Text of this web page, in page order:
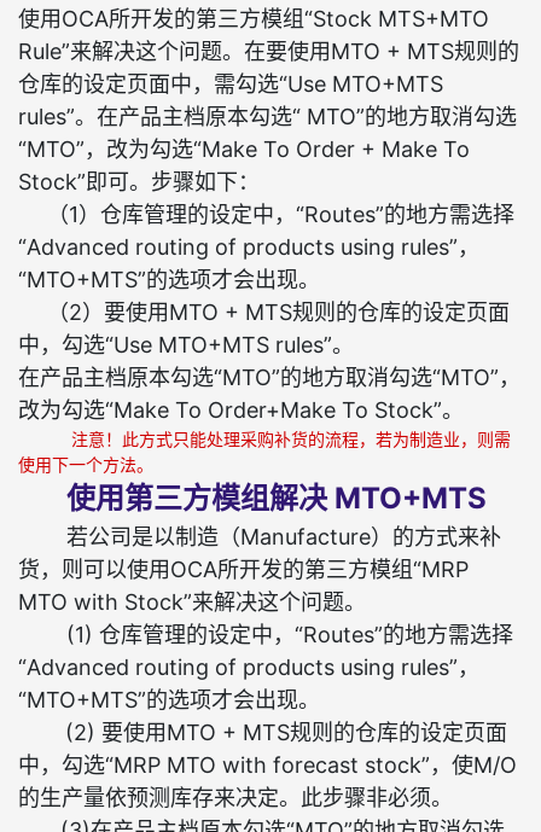
使用OCA所开发的第三方模组“Stock MTS+MTO
Rule”来解决这个问题。在要使用MTO + MTS规则的
仓库的设定页面中，需勾选“Use MTO+MTS
rules”。在产品主档原本勾选“ MTO”的地方取消勾选
“MTO”，改为勾选“Make To Order + Make To
Stock”即可。步骤如下：
（1）仓库管理的设定中，“Routes”的地方需选择
“Advanced routing of products using rules”，
“MTO+MTS”的选项才会出现。
（2）要使用MTO + MTS规则的仓库的设定页面
中，勾选“Use MTO+MTS rules”。
在产品主档原本勾选“MTO”的地方取消勾选“MTO”，
改为勾选“Make To Order+Make To Stock”。
注意！此方式只能处理采购补货的流程，若为制造业，则需
使用下一个方法。
使用第三方模组解决 MTO+MTS
若公司是以制造（Manufacture）的方式来补
货，则可以使用OCA所开发的第三方模组“MRP
MTO with Stock”来解决这个问题。
(1) 仓库管理的设定中，“Routes”的地方需选择
“Advanced routing of products using rules”，
“MTO+MTS”的选项才会出现。
(2) 要使用MTO + MTS规则的仓库的设定页面
中，勾选“MRP MTO with forecast stock”，使M/O
的生产量依预测库存来决定。此步骤非必须。